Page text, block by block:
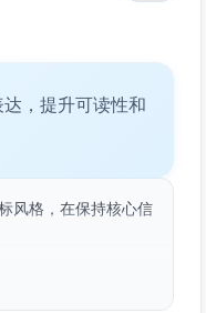
，提升可读性和
风格，在保持核心信